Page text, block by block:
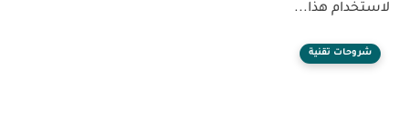
لاستخدام هذا...
شروحات تقنية